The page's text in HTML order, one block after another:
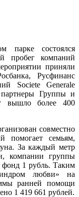
парке состоялся
пробег компаний
приняли
Русфинанс
Societe Generale
Группы и
вышло более 400
совместно
помогает семьям,
За каждый метр
компании группы
фонд 1 рубль. Таким
любви» на
ранней помощи
1 419 661 рублей.